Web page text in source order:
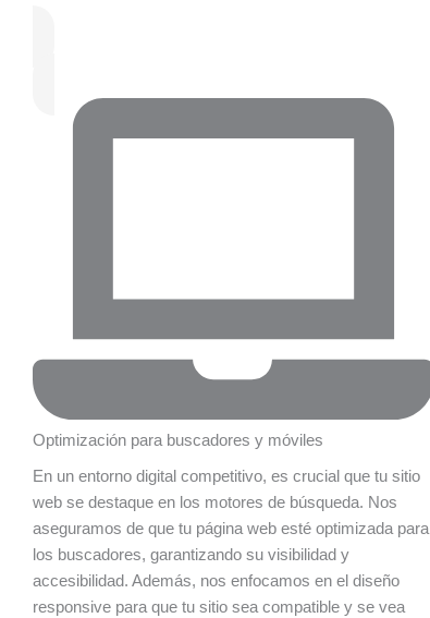
Optimización para buscadores y móviles
En un entorno digital competitivo, es crucial que tu sitio
web se destaque en los motores de búsqueda. Nos
aseguramos de que tu página web esté optimizada para
los buscadores, garantizando su visibilidad y
accesibilidad. Además, nos enfocamos en el diseño
responsive para que tu sitio sea compatible y se vea